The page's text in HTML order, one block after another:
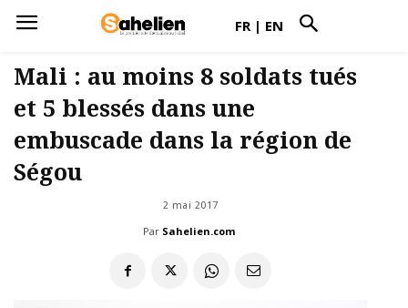
FR | EN
Mali : au moins 8 soldats tués
et 5 blessés dans une
embuscade dans la région de
Ségou
2 mai 2017
Par Sahelien.com